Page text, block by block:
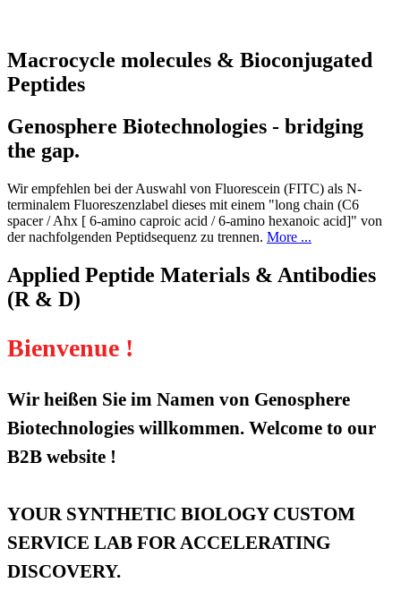
Macrocycle molecules & Bioconjugated
Peptides
Genosphere Biotechnologies - bridging
the gap.
Wir empfehlen bei der Auswahl von Fluorescein (FITC) als N-
terminalem Fluoreszenzlabel dieses mit einem "long chain (C6
spacer / Ahx [ 6-amino caproic acid / 6-amino hexanoic acid]" von
der nachfolgenden Peptidsequenz zu trennen. More ...
Applied Peptide Materials & Antibodies
(R & D)
Bienvenue !
Wir heißen Sie im Namen von Genosphere
Biotechnologies willkommen. Welcome to our
B2B website !
YOUR SYNTHETIC BIOLOGY CUSTOM
SERVICE LAB FOR ACCELERATING
DISCOVERY.